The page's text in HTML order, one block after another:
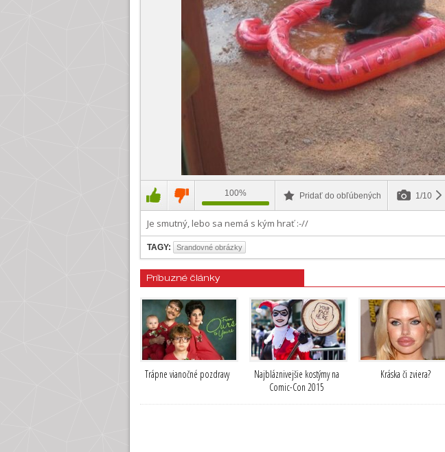
100% Pridať do obľúbených 1/10
Je smutný, lebo sa nemá s kým hrať :-//
TAGY: Srandovné obrázky
Príbuzné články
Trápne vianočné pozdravy
Najbláznivejšie kostýmy na
Comic-Con 2015
Kráska či zviera?